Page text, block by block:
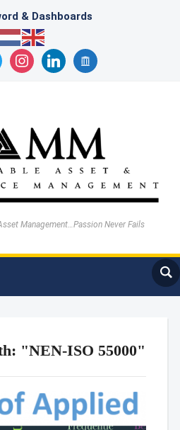
& Dashboards
instagramlinkedinarchive
Management…Passion Never Fails
"NEN-ISO 55000"